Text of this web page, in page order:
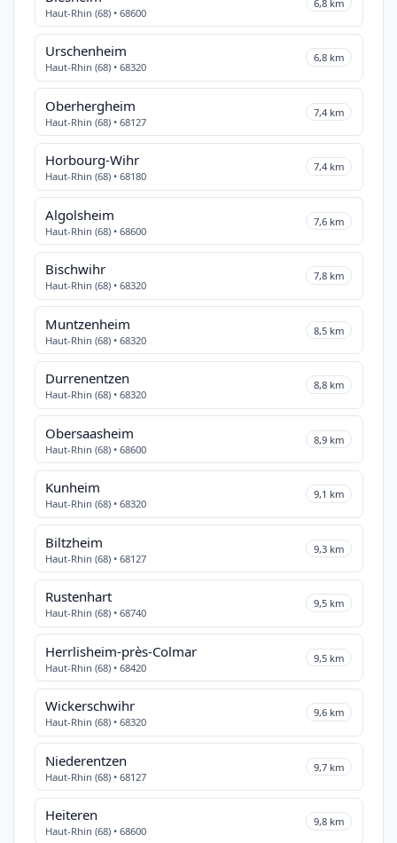
Haut-Rhin (68) • 68600
6,8 km
Urschenheim
Haut-Rhin (68) • 68320
6,8 km
Oberhergheim
Haut-Rhin (68) • 68127
7,4 km
Horbourg-Wihr
Haut-Rhin (68) • 68180
7,4 km
Algolsheim
Haut-Rhin (68) • 68600
7,6 km
Bischwihr
Haut-Rhin (68) • 68320
7,8 km
Muntzenheim
Haut-Rhin (68) • 68320
8,5 km
Durrenentzen
Haut-Rhin (68) • 68320
8,8 km
Obersaasheim
Haut-Rhin (68) • 68600
8,9 km
Kunheim
Haut-Rhin (68) • 68320
9,1 km
Biltzheim
Haut-Rhin (68) • 68127
9,3 km
Rustenhart
Haut-Rhin (68) • 68740
9,5 km
Herrlisheim-près-Colmar
Haut-Rhin (68) • 68420
9,5 km
Wickerschwihr
Haut-Rhin (68) • 68320
9,6 km
Niederentzen
Haut-Rhin (68) • 68127
9,7 km
Heiteren
Haut-Rhin (68) • 68600
9,8 km